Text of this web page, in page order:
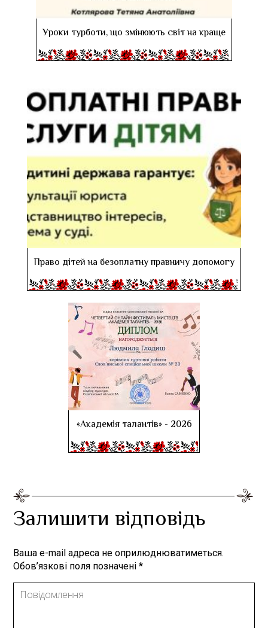
Уроки турботи, що змінюють світ на краще
Право дітей на безоплатну правничу допомогу
«Академія талантів» - 2026
Залишити відповідь
Ваша e-mail адреса не оприлюднюватиметься.
Обов’язкові поля позначені*